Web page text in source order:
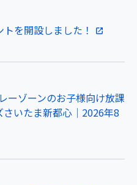
を開設しました！
ーゾーンのお子様向け放課
いたま新都心｜2026年8